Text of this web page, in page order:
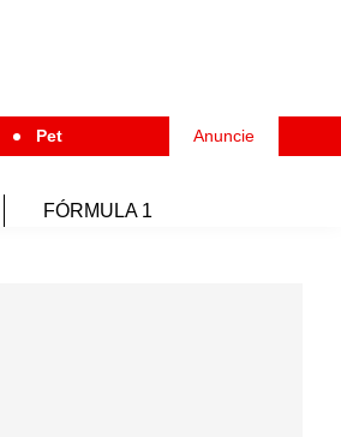
Pet Anuncie
FÓRMULA 1